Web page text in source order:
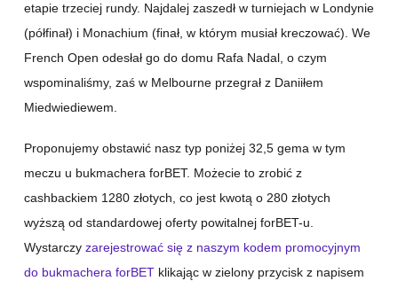
etapie trzeciej rundy. Najdalej zaszedł w turniejach w Londynie
(półfinał) i Monachium (finał, w którym musiał kreczować). We
French Open odesłał go do domu Rafa Nadal, o czym
wspominaliśmy, zaś w Melbourne przegrał z Daniiłem
Miedwiediewem.
Proponujemy obstawić nasz typ poniżej 32,5 gema w tym
meczu u bukmachera forBET. Możecie to zrobić z
cashbackiem 1280 złotych, co jest kwotą o 280 złotych
wyższą od standardowej oferty powitalnej forBET-u.
Wystarczy zarejestrować się z naszym kodem promocyjnym
do bukmachera forBET klikając w zielony przycisk z napisem